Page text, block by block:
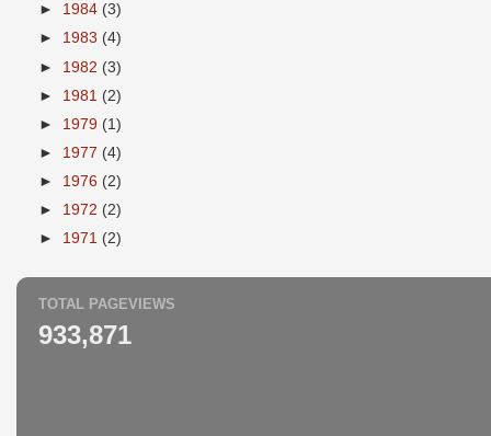
► 1984 (3)
► 1983 (4)
► 1982 (3)
► 1981 (2)
► 1979 (1)
► 1977 (4)
► 1976 (2)
► 1972 (2)
► 1971 (2)
TOTAL PAGEVIEWS
933,871